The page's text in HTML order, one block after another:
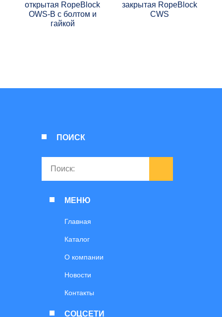
открытая RopeBlock
OWS-B с болтом и
гайкой
закрытая RopeBlock
CWS
ПОИСК
МЕНЮ
Главная
Каталог
О компании
Новости
Контакты
СОЦСЕТИ